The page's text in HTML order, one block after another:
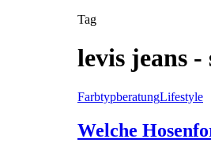
Tag
levis jeans -
FarbtypberatungLifestyle
Welche